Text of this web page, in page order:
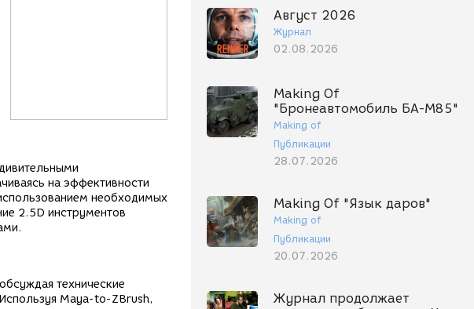
Август 2026
Журнал
02.08.2026
Making Of
"Бронеавтомобиль БА-М85"
Making of
Публикации
28.07.2026
Making Of "Язык даров"
Making of
Публикации
20.07.2026
Журнал продолжает
на эффективности
необходимых
2.5D инструментов
технические
Maya-to-ZBrush,